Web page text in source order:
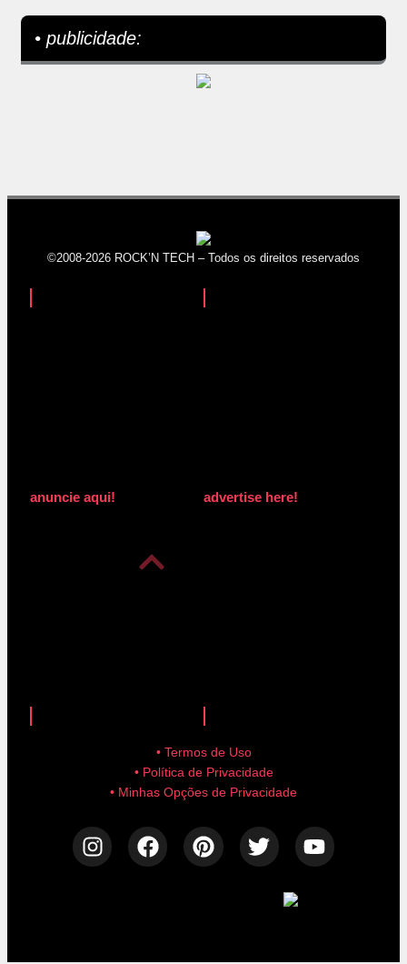
• publicidade:
©2008-2026 ROCK’N TECH – Todos os direitos reservados
anuncie aqui! advertise here!
• Termos de Uso
• Política de Privacidade
• Minhas Opções de Privacidade